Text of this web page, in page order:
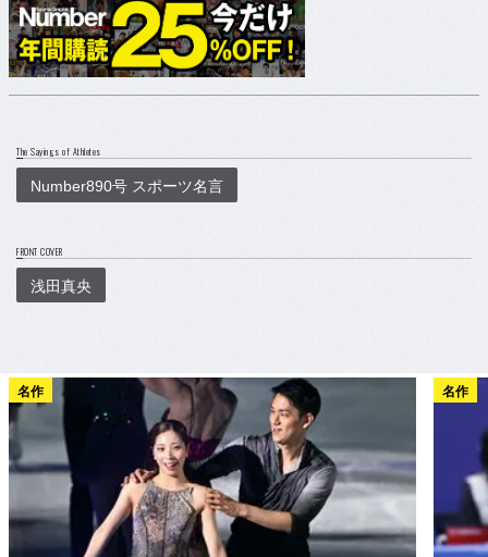
The Sayings of Athletes
Number890号 スポーツ名言
FRONT COVER
浅田真央
名作 名作